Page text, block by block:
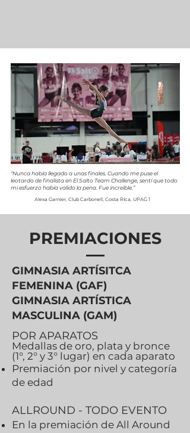
“Nunca había llegado a unas finales. Cuando me puse el
leotardo de finalista en El Salto Team Challenge, sentí que todo
mi esfuerzo había valido la pena. Fue increíble.”
Alexa Garnier, Club Carbonell, Costa RIca, UPAG 1
PREMIACIONES
GIMNASIA ARTÍSITCA
FEMENINA (GAF)
GIMNASIA ARTÍSTICA
MASCULINA (GAM)
POR APARATOS
Medallas de oro, plata y bronce
(1°, 2° y 3° lugar) en cada aparato
Premiación por nivel y categoría
de edad
ALLROUND - TODO EVENTO
En la premiación de All Around